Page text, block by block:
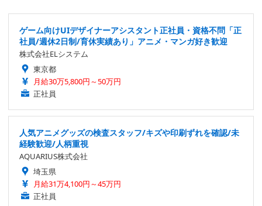
ゲーム向けUIデザイナーアシスタント正社員・資格不問「正
社員/週休2日制/育休実績あり」アニメ・マンガ好き歓迎
株式会社ELシステム
東京都
月給30万5,800円～50万円
正社員
人気アニメグッズの検査スタッフ/キズや印刷ずれを確認/未
経験歓迎/人柄重視
AQUARIUS株式会社
埼玉県
月給31万4,100円～45万円
正社員